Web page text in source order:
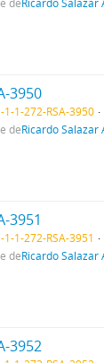
3950
1-1-272-RSA-3950
deRicardo Salazar
3951
1-1-272-RSA-3951
deRicardo Salazar
3952